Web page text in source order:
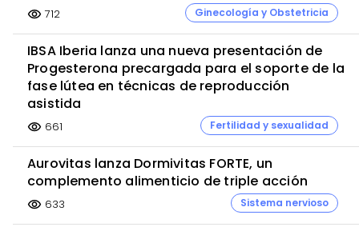
visibility 712 Ginecología y Obstetricia
IBSA Iberia lanza una nueva presentación de
Progesterona precargada para el soporte de la
fase lútea en técnicas de reproducción
asistida
visibility 661 Fertilidad y sexualidad
Aurovitas lanza Dormivitas FORTE, un
complemento alimenticio de triple acción
visibility 633 Sistema nervioso